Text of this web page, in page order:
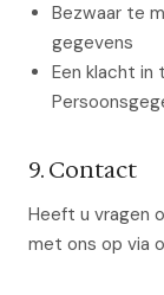
Bezwaar te
gegevens
Een klacht
9. Contact
Heeft u vragen
met ons op via